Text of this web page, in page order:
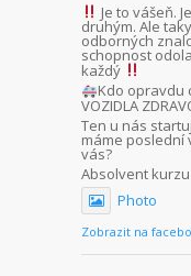
Je to vášeň.
druhým. Ale
odborných
schopnost
každý
Kdo opravdu
VOZIDLA
Ten u nás
máme poslední
vás?
Absolvent
Photo
Zobrazit na